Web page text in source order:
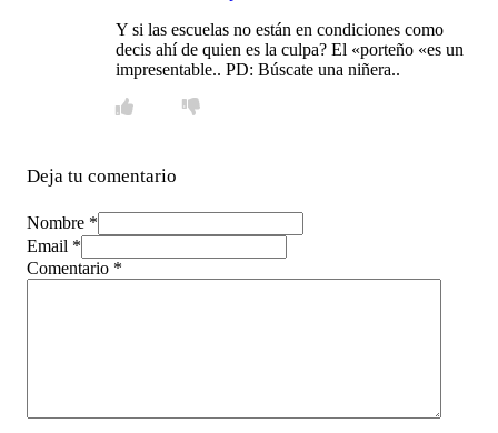
Y si las escuelas no están en condiciones como
decis ahí de quien es la culpa? El «porteño «es un
impresentable.. PD: Búscate una niñera..
Deja tu comentario
Nombre *
Email *
Comentario *